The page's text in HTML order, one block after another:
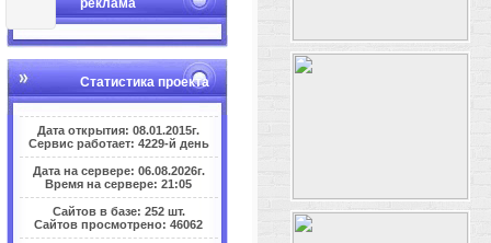
реклама
Статистика проекта
Дата открытия: 08.01.2015г.
Сервис работает: 4229-й день
Дата на сервере: 06.08.2026г.
Время на сервере: 21:05
Сайтов в базе: 252 шт.
Сайтов просмотрено: 46062